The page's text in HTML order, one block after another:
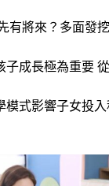
有將來？多面發
子成長極為重要
模式影響子女投